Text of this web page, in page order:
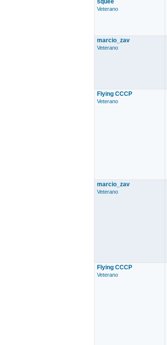
squee
Veterano
marcio_zav
Veterano
Flying CCCP
Veterano
marcio_zav
Veterano
Flying CCCP
Veterano